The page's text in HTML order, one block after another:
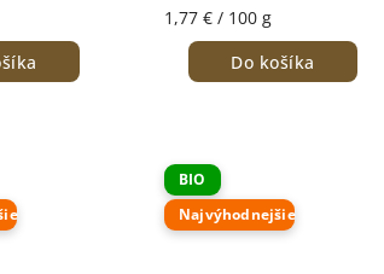
1,77 € / 100 g
Do košíka
BIO
Najvýhodnejšie